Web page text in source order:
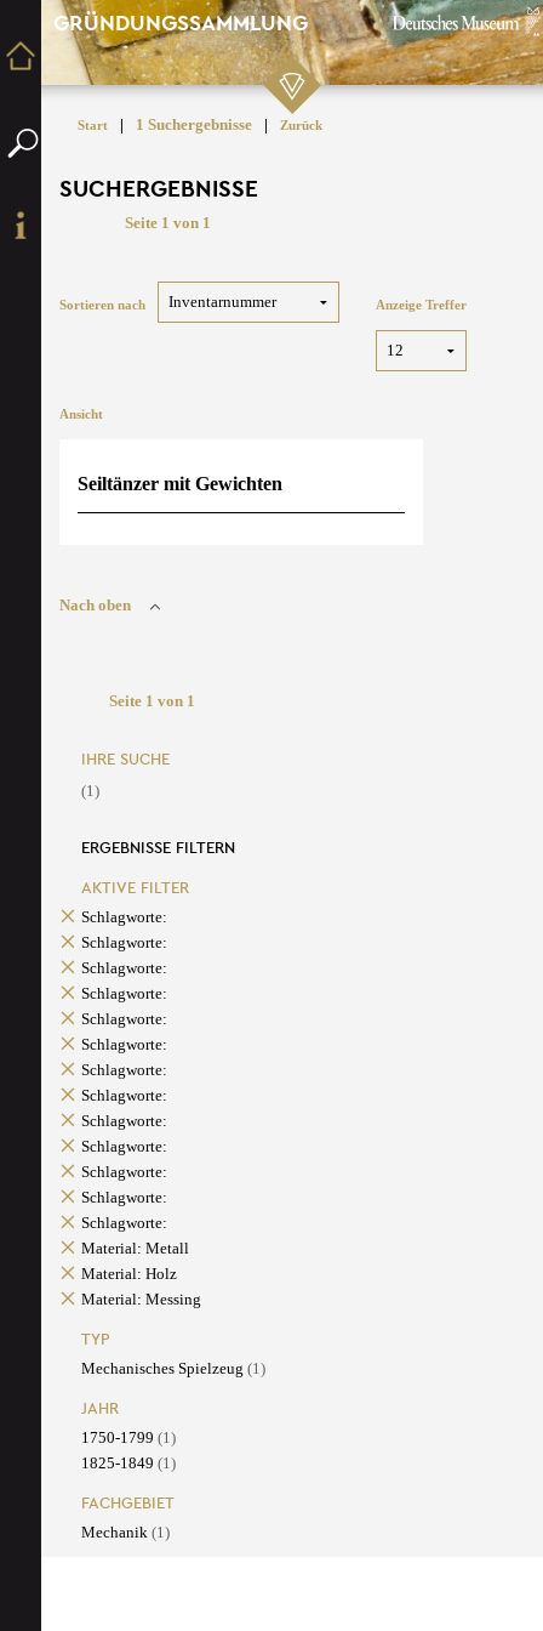
GRÜNDUNGSSAMMLUNG
Start | 1 Suchergebnisse | Zurück
SUCHERGEBNISSE
Seite 1 von 1
Sortieren nach Anzeige Treffer
Ansicht
Seiltänzer mit Gewichten
Nach oben
Seite 1 von 1
IHRE SUCHE
(1)
ERGEBNISSE FILTERN
AKTIVE FILTER
Schlagworte:
Schlagworte:
Schlagworte:
Schlagworte:
Schlagworte:
Schlagworte:
Schlagworte:
Schlagworte:
Schlagworte:
Schlagworte:
Schlagworte:
Schlagworte:
Schlagworte:
Material: Metall
Material: Holz
Material: Messing
TYP
Mechanisches Spielzeug (1)
JAHR
1750-1799 (1)
1825-1849 (1)
FACHGEBIET
Mechanik (1)